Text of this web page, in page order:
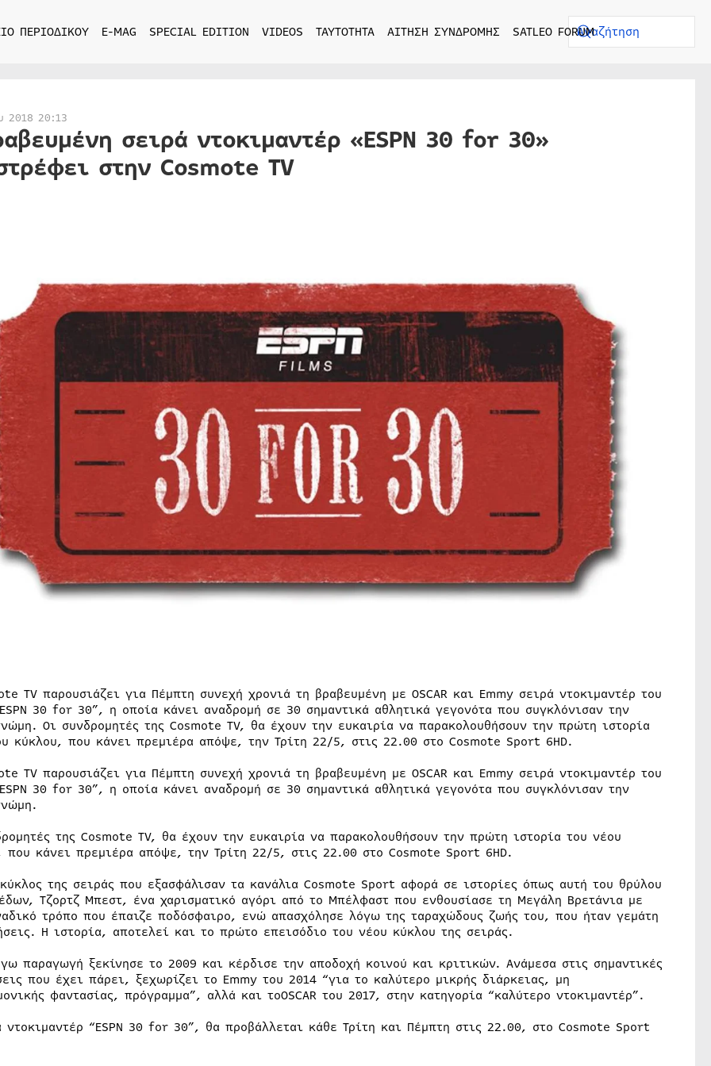
ΠΕΡΙΟΔΙΚΟΥ E-MAG SPECIAL EDITION VIDEOS ΤΑΥΤΟΤΗΤΑ ΑΙΤΗΣΗ ΣΥΝΔΡΟΜΗΣ SATLEO FORUM
2018 20:13
σειρά ντοκιμαντέρ «ESPN 30 for 30»
στην Cosmote TV
TV παρουσιάζει για Πέμπτη συνεχή χρονιά τη βραβευμένη με OSCAR και Emmy σειρά ντοκιμαντέρ του
30 for 30”, η οποία κάνει αναδρομή σε 30 σημαντικά αθλητικά γεγονότα που συγκλόνισαν την
Οι συνδρομητές της Cosmote TV, θα έχουν την ευκαιρία να παρακολουθήσουν την πρώτη ιστορία
κύκλου, που κάνει πρεμιέρα απόψε, την Τρίτη 22/5, στις 22.00 στο Cosmote Sport 6HD.
TV παρουσιάζει για Πέμπτη συνεχή χρονιά τη βραβευμένη με OSCAR και Emmy σειρά ντοκιμαντέρ του
30 for 30”, η οποία κάνει αναδρομή σε 30 σημαντικά αθλητικά γεγονότα που συγκλόνισαν την
της Cosmote TV, θα έχουν την ευκαιρία να παρακολουθήσουν την πρώτη ιστορία του νέου
που κάνει πρεμιέρα απόψε, την Τρίτη 22/5, στις 22.00 στο Cosmote Sport 6HD.
της σειράς που εξασφάλισαν τα κανάλια Cosmote Sport αφορά σε ιστορίες όπως αυτή του θρύλου
Τζορτζ Μπεστ, ένα χαρισματικό αγόρι από το Μπέλφαστ που ενθουσίασε τη Μεγάλη Βρετάνια με
τρόπο που έπαιζε ποδόσφαιρο, ενώ απασχόλησε λόγω της ταραχώδους ζωής του, που ήταν γεμάτη
Η ιστορία, αποτελεί και το πρώτο επεισόδιο του νέου κύκλου της σειράς.
παραγωγή ξεκίνησε το 2009 και κέρδισε την αποδοχή κοινού και κριτικών. Ανάμεσα στις σημαντικές
που έχει πάρει, ξεχωρίζει το Emmy του 2014 “για το καλύτερο μικρής διάρκειας, μη
φαντασίας, πρόγραμμα”, αλλά και τοOSCAR του 2017, στην κατηγορία “καλύτερο ντοκιμαντέρ”.
ντοκιμαντέρ “ESPN 30 for 30”, θα προβάλλεται κάθε Τρίτη και Πέμπτη στις 22.00, στο Cosmote Sport